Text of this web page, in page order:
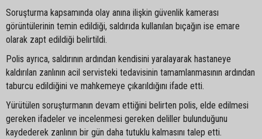
Soruşturma kapsamında olay anına ilişkin güvenlik kamerası
görüntülerinin temin edildiği, saldırıda kullanılan bıçağın ise emare
olarak zapt edildiği belirtildi.
Polis ayrıca, saldırının ardından kendisini yaralayarak hastaneye
kaldırılan zanlının acil servisteki tedavisinin tamamlanmasının ardından
taburcu edildiğini ve mahkemeye çıkarıldığını ifade etti.
Yürütülen soruşturmanın devam ettiğini belirten polis, elde edilmesi
gereken ifadeler ve incelenmesi gereken deliller bulunduğunu
kaydederek zanlının bir gün daha tutuklu kalmasını talep etti.